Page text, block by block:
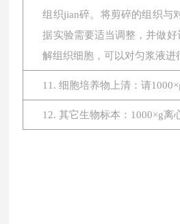
组织jian碎。将剪碎的组织与
据实验需要适当调整，并做
解组织细胞，可以对匀浆液
11. 细胞培养物上清：请
12. 其它生物标本：1000×g离